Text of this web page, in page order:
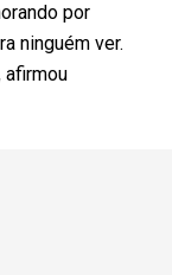
por
ninguém ver.
afirmou